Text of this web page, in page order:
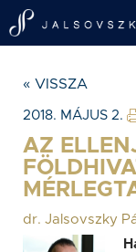
« VISSZA
2018. MÁJUS 2.
AZ
dr. Jalsovszky